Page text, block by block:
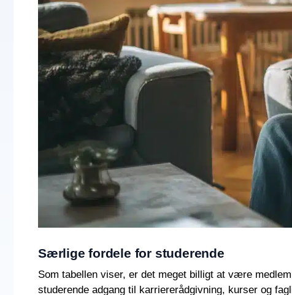
Særlige fordele for studerende
Som tabellen viser, er det meget billigt at være
studerende adgang til karriererådgivning, kurser og